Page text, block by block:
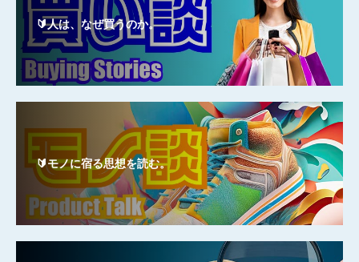
🔰人は、なぜ買うのか。
🔰モノに宿る思想を読む。